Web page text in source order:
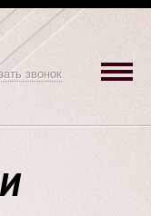
звонок